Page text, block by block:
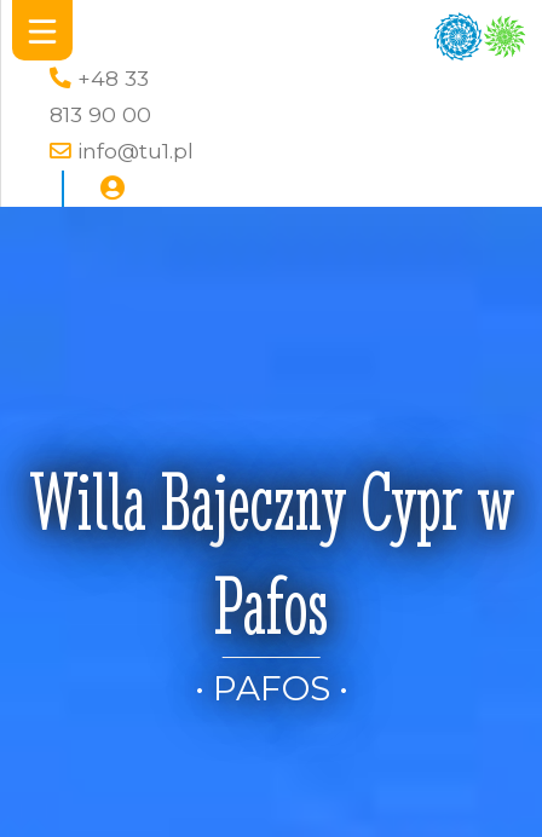
+48 33
813 90 00
info@tu1.pl
Willa Bajeczny Cypr w
Pafos
• PAFOS •